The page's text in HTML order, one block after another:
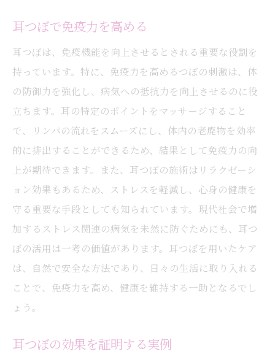
耳つぼで免疫力を高める
耳つぼは、免疫機能を向上させるとされる重要な役割を
持っています。特に、免疫力を高めるつぼの刺激は、体
の防御力を強化し、病気への抵抗力を向上させるのに役
立ちます。耳の特定のポイントをマッサージすること
で、リンパの流れをスムーズにし、体内の老廃物を効率
的に排出することができるため、結果として免疫力の向
上が期待できます。また、耳つぼの施術はリラクゼーシ
ョン効果もあるため、ストレスを軽減し、心身の健康を
守る重要な手段としても知られています。現代社会で増
加するストレス関連の病気を未然に防ぐためにも、耳つ
ぼの活用は一考の価値があります。耳つぼを用いたケア
は、自然で安全な方法であり、日々の生活に取り入れる
ことで、免疫力を高め、健康を維持する一助となるでし
ょう。
耳つぼの効果を証明する実例